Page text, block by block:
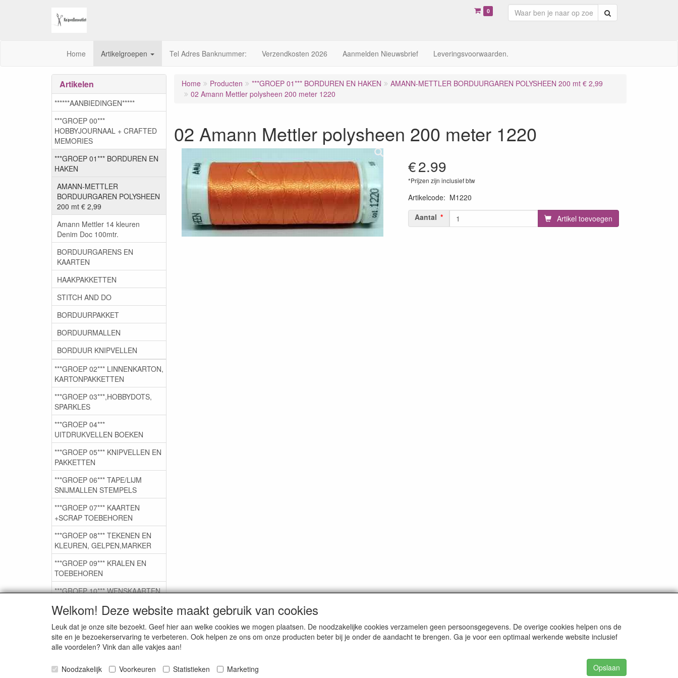
Welkom! Deze website maakt gebruik van cookies
Leuk dat je onze site bezoekt. Geef hier aan welke cookies we mogen plaatsen. De noodzakelijke cookies verzamelen geen persoonsgegevens. De overige cookies helpen ons de
site en je bezoekerservaring te verbeteren. Ook helpen ze ons om onze producten beter bij je onder de aandacht te brengen. Ga je voor een optimaal werkende website inclusief
alle voordelen? Vink dan alle vakjes aan!
Noodzakelijk Voorkeuren Statistieken Marketing Opslaan
0
Home Artikelgroepen Tel Adres Banknummer: Verzendkosten 2026 Aanmelden Nieuwsbrief Leveringsvoorwaarden.
Home Producten ***GROEP 01*** BORDUREN EN HAKEN
AMANN-METTLER BORDUURGAREN POLYSHEEN 200 mt € 2,99
02 Amann Mettler polysheen 200 meter 1220
02 Amann Mettler polysheen 200 meter 1220
€2.99
*Prijzen zijn inclusief btw
Artikelcode: M1220
Aantal
Artikel toevoegen
Artikelen
******AANBIEDINGEN*****
***GROEP 00***
HOBBYJOURNAAL + CRAFTED
MEMORIES
***GROEP 01*** BORDUREN EN
HAKEN
AMANN-METTLER
BORDUURGAREN POLYSHEEN
200 mt € 2,99
Amann Mettler 14 kleuren
Denim Doc 100mtr.
BORDUURGARENS EN
KAARTEN
HAAKPAKKETTEN
STITCH AND DO
BORDUURPAKKET
BORDUURMALLEN
BORDUUR KNIPVELLEN
***GROEP 02*** LINNENKARTON,
KARTONPAKKETTEN
***GROEP 03***,HOBBYDOTS,
SPARKLES
***GROEP 04***
UITDRUKVELLEN BOEKEN
***GROEP 05*** KNIPVELLEN EN
PAKKETTEN
***GROEP 06*** TAPE/LIJM
SNIJMALLEN STEMPELS
***GROEP 07*** KAARTEN
+SCRAP TOEBEHOREN
***GROEP 08*** TEKENEN EN
KLEUREN, GELPEN,MARKER
***GROEP 09*** KRALEN EN
TOEBEHOREN
***GROEP 10*** WENSKAARTEN
Service
Artikelgroepen